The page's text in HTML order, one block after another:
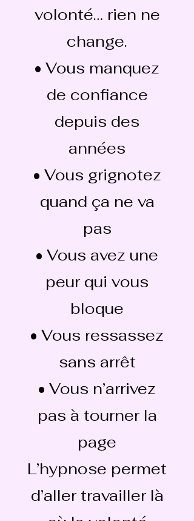
volonté… rien ne
change.
• Vous manquez
de confiance
depuis des
années
• Vous grignotez
quand ça ne va
pas
• Vous avez une
peur qui vous
bloque
• Vous ressassez
sans arrêt
• Vous n’arrivez
pas à tourner la
page
L’hypnose permet
d’aller travailler là